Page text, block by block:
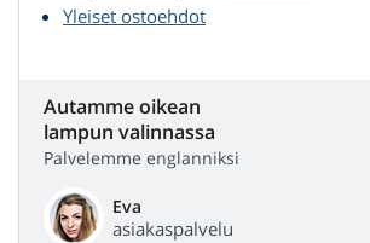
Yleiset ostoehdot
Autamme oikean
lampun valinnassa
Palvelemme englanniksi
Eva
asiakaspalvelu